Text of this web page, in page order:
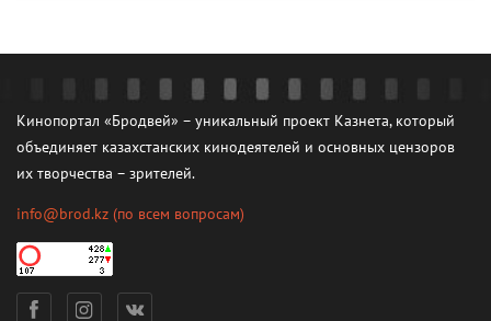
Кинопортал «Бродвей» – уникальный проект Казнета, который
объединяет казахстанских кинодеятелей и основных цензоров
их творчества – зрителей.
info@brod.kz (по всем вопросам)